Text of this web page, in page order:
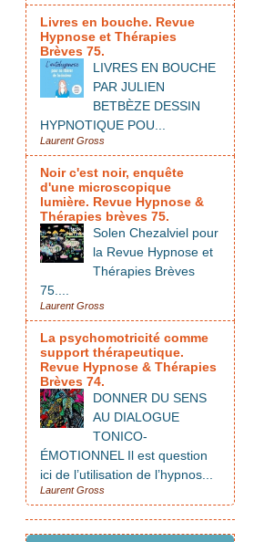
Livres en bouche. Revue
Hypnose et Thérapies
Brèves 75.
LIVRES EN BOUCHE
PAR JULIEN
BETBÈZE DESSIN
HYPNOTIQUE POU...
Laurent Gross
Noir c'est noir, enquête
d'une microscopique
lumière. Revue Hypnose &
Thérapies brèves 75.
Solen Chezalviel pour
la Revue Hypnose et
Thérapies Brèves
75....
Laurent Gross
La psychomotricité comme
support thérapeutique.
Revue Hypnose & Thérapies
Brèves 74.
DONNER DU SENS
AU DIALOGUE
TONICO-
ÉMOTIONNEL Il est question
ici de l’utilisation de l’hypnos...
Laurent Gross